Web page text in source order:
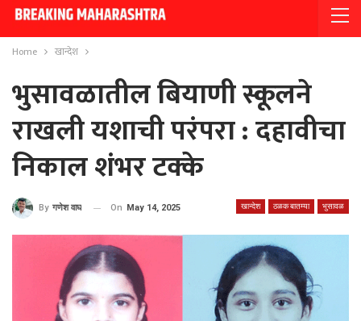
Home खान्देश
भुसावळातील बियाणी स्कूलने
राखली यशाची परंपरा : दहावीचा
निकाल शंभर टक्के
खान्देश ठळक बातम्या भुसावळ
By गणेश वाघ On May 14, 2025